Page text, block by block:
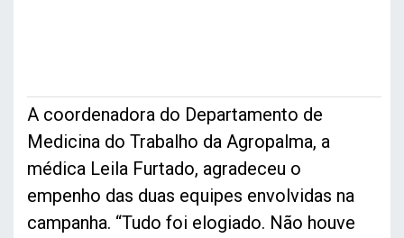
A coordenadora do Departamento de
Medicina do Trabalho da Agropalma, a
médica Leila Furtado, agradeceu o
empenho das duas equipes envolvidas na
campanha. “Tudo foi elogiado. Não houve